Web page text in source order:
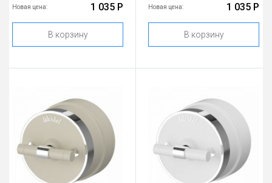
Новая цена: 1 035 Р
В корзину
Новая цена: 1 035 Р
В корзину